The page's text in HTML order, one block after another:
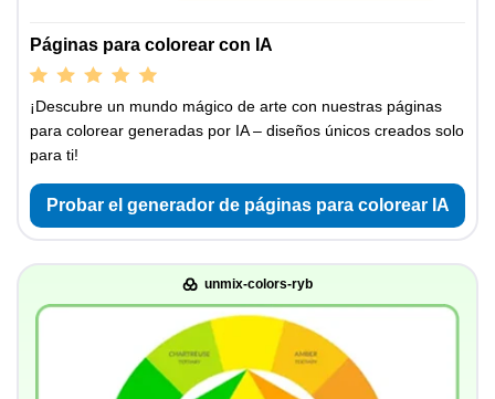
Páginas para colorear con IA
¡Descubre un mundo mágico de arte con nuestras páginas
para colorear generadas por IA – diseños únicos creados solo
para ti!
Probar el generador de páginas para colorear IA
unmix-colors-ryb